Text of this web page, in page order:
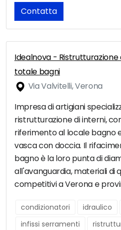
Contatta
Idealnova -
totale bagni
Via Valvitelli, Verona
Impresa di artigiani
ristrutturazione di interni,
riferimento al locale bagno
vasca con doccia. Il
bagno è la loro punta di
all'avanguardia, materiali di
competitivi a Verona e
condizionatori idraulico
infissi serramenti